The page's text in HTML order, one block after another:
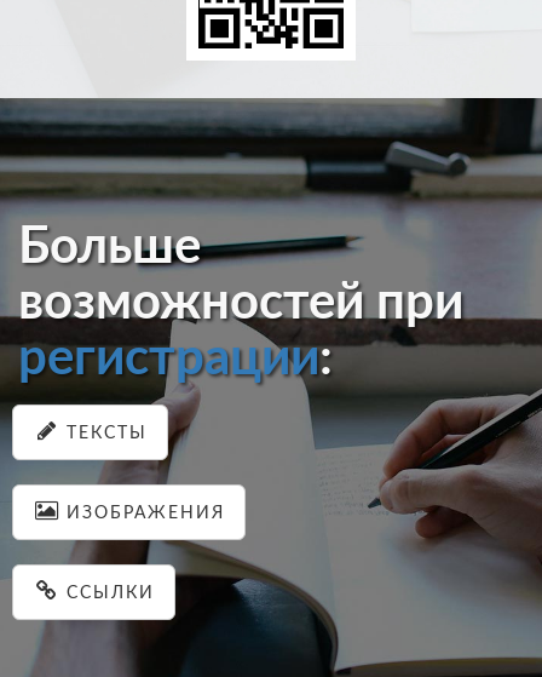
Больше
возможностей при
регистрации:
ТЕКСТЫ
ИЗОБРАЖЕНИЯ
ССЫЛКИ